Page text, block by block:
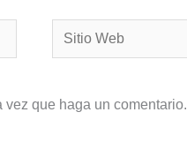
Sitio
Web
que haga un comentario.